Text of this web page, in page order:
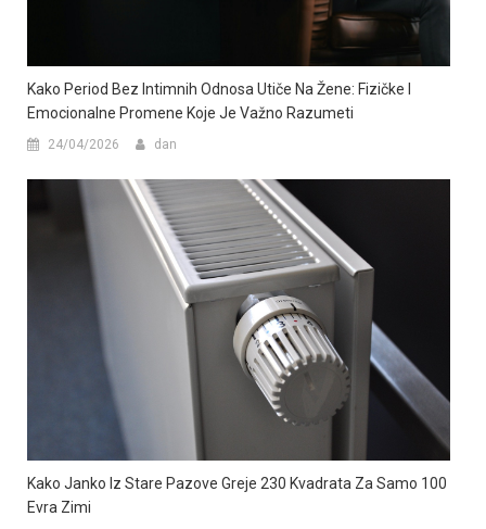
Kako Period Bez Intimnih Odnosa Utiče Na Žene: Fizičke I
Emocionalne Promene Koje Je Važno Razumeti
24/04/2026 dan
Kako Janko Iz Stare Pazove Greje 230 Kvadrata Za Samo 100
Evra Zimi